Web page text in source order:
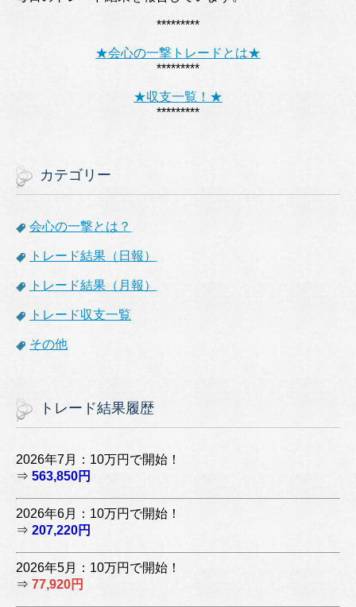
*********
★会心の一撃トレードとは★
*********
★収支一覧！★
*********
カテゴリー
会心の一撃とは？
トレード結果（日報）
トレード結果（月報）
トレード収支一覧
その他
トレード結果履歴
2026年7月：10万円で開始！
⇒ 563,850円
2026年6月：10万円で開始！
⇒ 207,220円
2026年5月：10万円で開始！
⇒ 77,920円